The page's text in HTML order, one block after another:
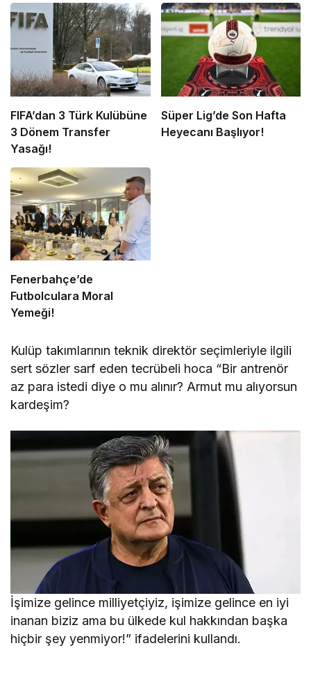
FIFA’dan 3 Türk Kulübüne
3 Dönem Transfer
Yasağı!
Süper Lig’de Son Hafta
Heyecanı Başlıyor!
Fenerbahçe’de
Futbolculara Moral
Yemeği!
Kulüp takımlarının teknik direktör seçimleriyle ilgili
sert sözler sarf eden tecrübeli hoca “Bir antrenör
az para istedi diye o mu alınır? Armut mu alıyorsun
kardeşim?
İşimize gelince milliyetçiyiz, işimize gelince en iyi
inanan biziz ama bu ülkede kul hakkından başka
hiçbir şey yenmiyor!” ifadelerini kullandı.